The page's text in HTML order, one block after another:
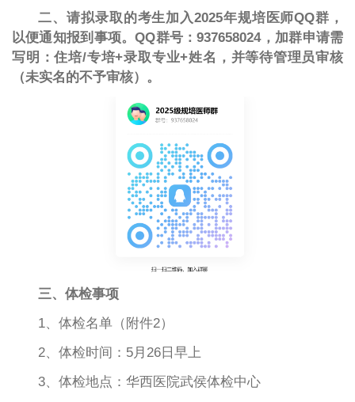
二、请拟录取的考生加入2025年规培医师QQ群，
以便通知报到事项。QQ群号：937658024，加群申请需
写明：住培/专培+录取专业+姓名，并等待管理员审核
（未实名的不予审核）
。
三、体检事项
1、体检名单（附件2）
2、体检时间：5月26日早上
3、体检地点：华西医院武侯体检中心